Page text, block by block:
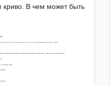
криво. В чем может быть